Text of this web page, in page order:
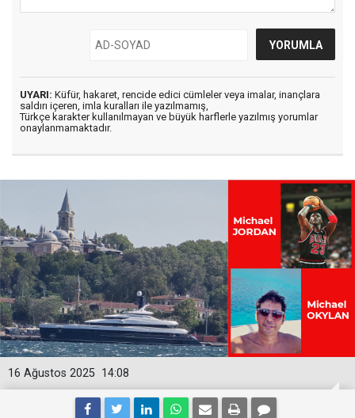
UYARI: Küfür, hakaret, rencide edici cümleler veya imalar, inançlara
saldırı içeren, imla kuralları ile yazılmamış,
Türkçe karakter kullanılmayan ve büyük harflerle yazılmış yorumlar
onaylanmamaktadır.
14:08
16 Ağustos 2025